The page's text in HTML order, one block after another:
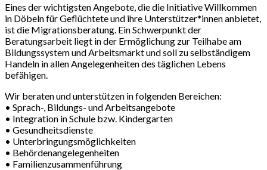
Eines der wichtigsten Angebote, die die Initiative Willkommen
in Döbeln für Geflüchtete und ihre Unterstützer*innen anbietet,
ist die Migrationsberatung. Ein Schwerpunkt der
Beratungsarbeit liegt in der Ermöglichung zur Teilhabe am
Bildungssystem und Arbeitsmarkt und soll zu selbständigem
Handeln in allen Angelegenheiten des täglichen Lebens
befähigen.
Wir beraten und unterstützen in folgenden Bereichen:
• Sprach-, Bildungs- und Arbeitsangebote
• Integration in Schule bzw. Kindergarten
• Gesundheitsdienste
• Unterbringungsmöglichkeiten
• Behördenangelegenheiten
• Familienzusammenführung